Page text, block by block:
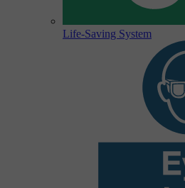
Life-Saving System